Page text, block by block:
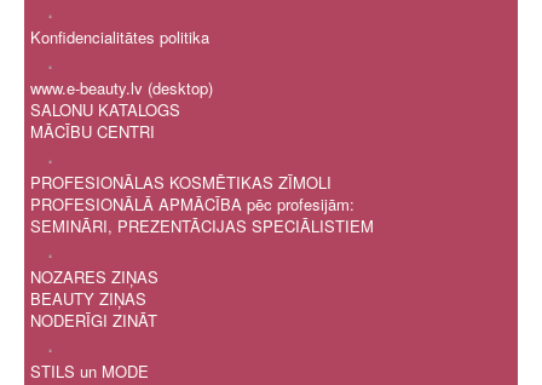
.
Konfidencialitātes politika
.
www.e-beauty.lv (desktop)
SALONU KATALOGS
MĀCĪBU CENTRI
.
PROFESIONĀLAS KOSMĒTIKAS ZĪMOLI
PROFESIONĀLĀ APMĀCĪBA pēc profesijām:
SEMINĀRI, PREZENTĀCIJAS SPECIĀLISTIEM
.
NOZARES ZIŅAS
BEAUTY ZIŅAS
NODERĪGI ZINĀT
.
STILS un MODE